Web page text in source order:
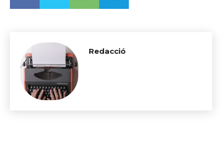
Redacció